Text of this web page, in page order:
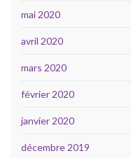
mai 2020
avril 2020
mars 2020
février 2020
janvier 2020
décembre 2019